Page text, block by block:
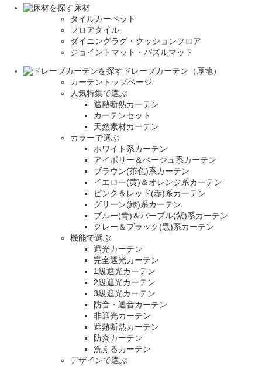
床材
タイルカーペット
フロアタイル
ダイニングラグ・クッションフロア
ジョイントマット・パズルマット
ドレープカーテン（厚地）
カーテントップページ
人気特集で選ぶ
遮熱断熱カーテン
カーテンセット
天然素材カーテン
カラーで選ぶ
ホワイト系カーテン
アイボリー＆ベージュ系カーテン
ブラウン(茶色)系カーテン
イエロー(黄)＆オレンジ系カーテン
ピンク＆レッド(赤)系カーテン
グリーン(緑)系カーテン
ブルー(青)＆パープル(紫)系カーテン
グレー＆ブラック(黒)系カーテン
機能で選ぶ
遮光カーテン
完全遮光カーテン
1級遮光カーテン
2級遮光カーテン
3級遮光カーテン
防音・遮音カーテン
非遮光カーテン
遮熱断熱カーテン
防炎カーテン
洗えるカーテン
デザインで選ぶ